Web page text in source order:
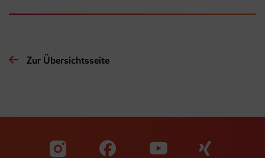
Zur Übersichtsseite
Zu unserer Facebook
Zu